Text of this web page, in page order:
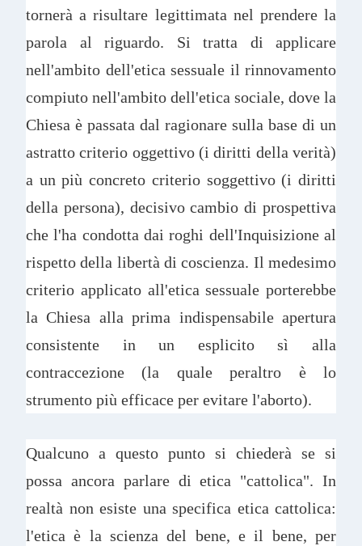
tornerà a risultare legittimata nel prendere la
parola al riguardo. Si tratta di applicare
nell'ambito dell'etica sessuale il rinnovamento
compiuto nell'ambito dell'etica sociale, dove la
Chiesa è passata dal ragionare sulla base di un
astratto criterio oggettivo (i diritti della verità)
a un più concreto criterio soggettivo (i diritti
della persona), decisivo cambio di prospettiva
che l'ha condotta dai roghi dell'Inquisizione al
rispetto della libertà di coscienza. Il medesimo
criterio applicato all'etica sessuale porterebbe
la Chiesa alla prima indispensabile apertura
consistente in un esplicito sì alla
contraccezione (la quale peraltro è lo
strumento più efficace per evitare l'aborto).
Qualcuno a questo punto si chiederà se si
possa ancora parlare di etica "cattolica". In
realtà non esiste una specifica etica cattolica:
l'etica è la scienza del bene, e il bene, per